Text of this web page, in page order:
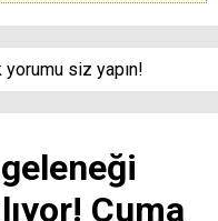
yorumu siz yapın!
Cuma